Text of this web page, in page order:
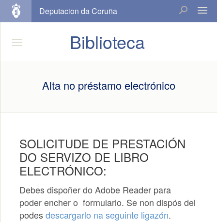
Deputacion da Coruña
Biblioteca
Alta no préstamo electrónico
SOLICITUDE DE PRESTACIÓN
DO SERVIZO DE LIBRO
ELECTRÓNICO:
Debes dispoñer do Adobe Reader para
poder encher o formulario. Se non dispós del
podesdescargarlo na seguinte ligazón.